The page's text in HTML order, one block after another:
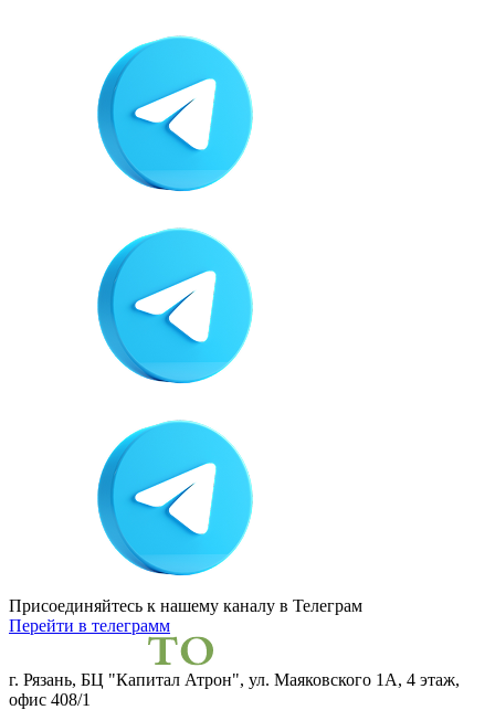
Присоединяйтесь к нашему каналу в Телеграм
Перейти в телеграмм
г. Рязань, БЦ "Капитал Атрон", ул. Маяковского 1А, 4 этаж,
офис 408/1